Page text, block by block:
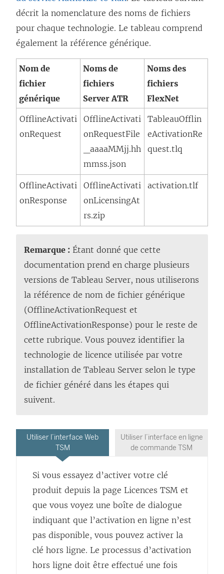
f
e
n
ê
)
décrit la nomenclature des noms de fichiers
pour chaque technologie. Le tableau comprend
également la référence générique.
Nom de
fichier
générique
Noms de
fichiers
Server ATR
Noms des
fichiers
FlexNet
OfflineActivati
onRequest
OfflineActivati
onRequestFile
_aaaaMMjj.hh
mmss.json
TableauOfflin
eActivationRe
quest.tlq
OfflineActivati
onResponse
OfflineActivati
onLicensingAt
rs.zip
activation.tlf
Remarque : Étant donné que cette
documentation prend en charge plusieurs
versions de Tableau Server, nous utiliserons
la référence de nom de fichier générique
(OfflineActivationRequest et
OfflineActivationResponse) pour le reste de
cette rubrique. Vous pouvez identifier la
technologie de licence utilisée par votre
installation de Tableau Server selon le type
de fichier généré dans les étapes qui
suivent.
Utiliser l’interface Web
TSM
Utiliser l’interface en ligne
de commande TSM
Si vous essayez d’activer votre clé
produit depuis la page Licences TSM et
que vous voyez une boîte de dialogue
indiquant que l’activation en ligne n’est
pas disponible, vous pouvez activer la
clé hors ligne. Le processus d’activation
hors ligne doit être effectué une fois